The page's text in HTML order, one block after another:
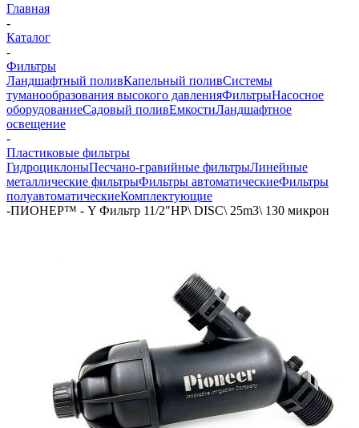
Главная
-
Каталог
-
Фильтры
Ландшафтный поливКапельный поливСистемы
туманообразования высокого давленияФильтрыНасосное
оборудованиеСадовый поливЕмкостиЛандшафтное
освещение
-
Пластиковые фильтры
ГидроциклоныПесчано-гравийные фильтрыЛинейные
металлические фильтрыФильтры автоматическиеФильтры
полуавтоматическиеКомплектующие
-ПИОНЕР™ - Y Фильтр 11/2"НР\ DISC\ 25m3\ 130 микрон